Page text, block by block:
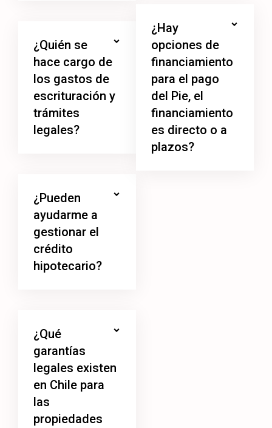
¿Quién se
hace cargo de
los gastos de
escrituración y
trámites
legales?
¿Pueden
ayudarme a
gestionar el
crédito
hipotecario?
¿Qué
garantías
legales existen
en Chile para
las
propiedades
¿Hay
opciones de
financiamiento
para el pago
del Pie, el
financiamiento
es directo o a
plazos?